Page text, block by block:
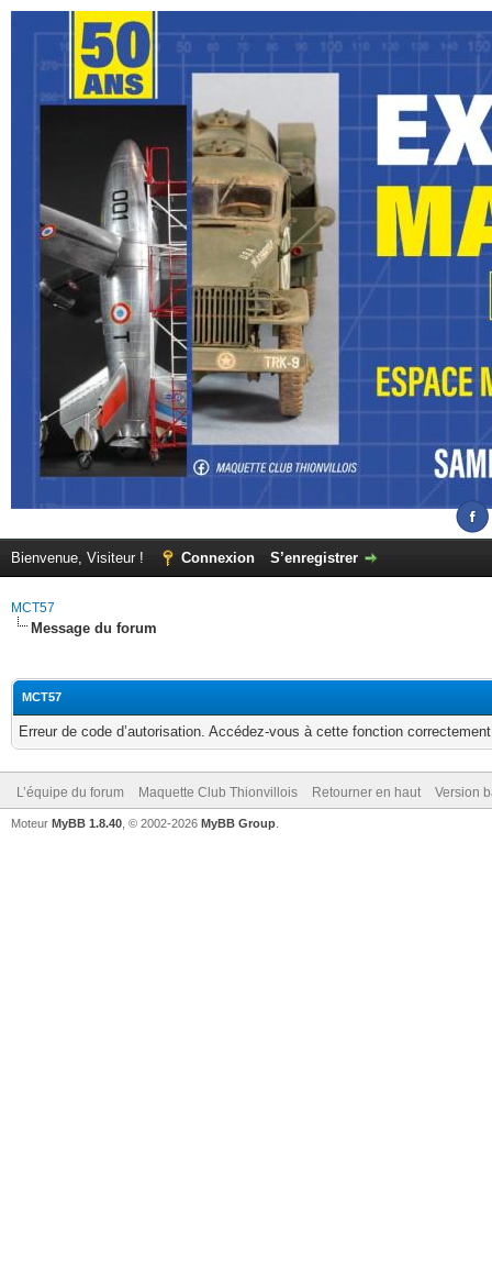
Bienvenue, Visiteur ! Connexion S’enregistrer
MCT57
Message du forum
MCT57
Erreur de code d’autorisation. Accédez-vous à cette fonction
L’équipe du forum Maquette Club Thionvillois Retourner en haut Version
Moteur MyBB 1.8.40 , © 2002-2026 MyBB Group